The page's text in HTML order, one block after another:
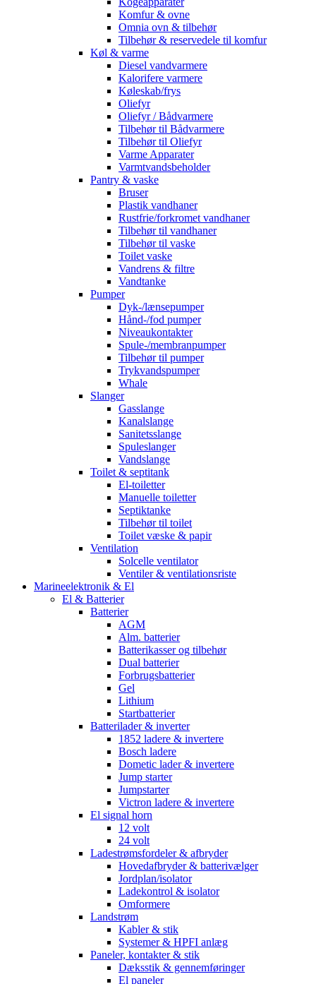
Komfur & ovne
Omnia ovn & tilbehør
Tilbehør & reservedele til komfur
Køl & varme
Diesel vandvarmere
Kalorifere varmere
Køleskab/frys
Oliefyr
Oliefyr / Bådvarmere
Tilbehør til Bådvarmere
Tilbehør til Oliefyr
Varme Apparater
Varmtvandsbeholder
Pantry & vaske
Bruser
Plastik vandhaner
Rustfrie/forkromet vandhaner
Tilbehør til vandhaner
Tilbehør til vaske
Toilet vaske
Vandrens & filtre
Vandtanke
Pumper
Dyk-/lænsepumper
Hånd-/fod pumper
Niveaukontakter
Spule-/membranpumper
Tilbehør til pumper
Trykvandspumper
Whale
Slanger
Gasslange
Kanalslange
Sanitetsslange
Spuleslanger
Vandslange
Toilet & septitank
El-toiletter
Manuelle toiletter
Septiktanke
Tilbehør til toilet
Toilet væske & papir
Ventilation
Solcelle ventilator
Ventiler & ventilationsriste
Marineelektronik & El
El & Batterier
Batterier
AGM
Alm. batterier
Batterikasser og tilbehør
Dual batterier
Forbrugsbatterier
Gel
Lithium
Startbatterier
Batterilader & inverter
1852 ladere & invertere
Bosch ladere
Dometic lader & invertere
Jump starter
Jumpstarter
Victron ladere & invertere
El signal horn
12 volt
24 volt
Ladestrømsfordeler & afbryder
Hovedafbryder & batterivælger
Jordplan/isolator
Ladekontrol & isolator
Omformere
Landstrøm
Kabler & stik
Systemer & HPFI anlæg
Paneler, kontakter & stik
Dæksstik & gennemføringer
El paneler